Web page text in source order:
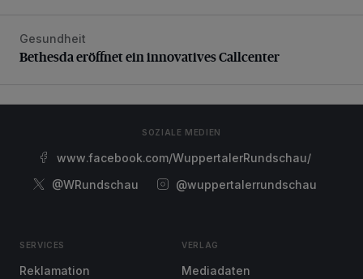
Bethesda eröffnet ein innovatives Callcenter
Gesundheit
Bethesda eröffnet ein innovatives Callcenter
SOZIALE MEDIEN
www.facebook.com/WuppertalerRundschau/
@WRundschau
@wuppertalerrundschau
SERVICES
Reklamation
VERLAG
Mediadaten